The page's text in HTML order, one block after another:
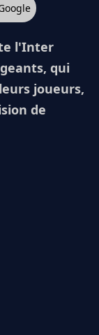
l'Inter
qui
joueurs,
de